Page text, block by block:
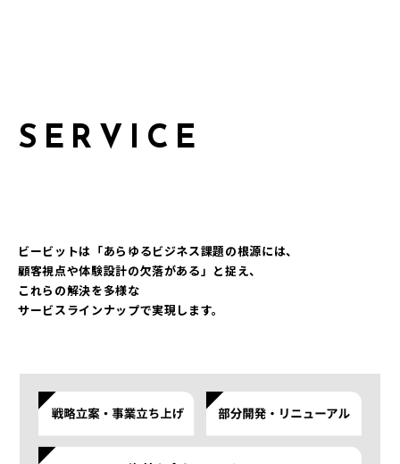
S E R V I C E
ビービットは「あらゆるビジネス課題の根源には、
顧客視点や体験設計の欠落がある」と捉え、
これらの解決を多様な
サービスラインナップで実現します。